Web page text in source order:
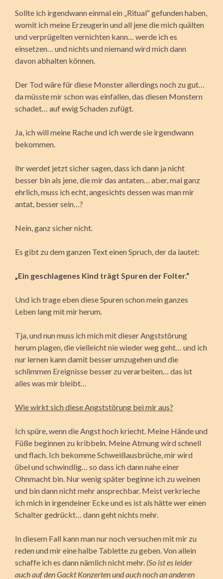
Sollte ich irgendwann einmal ein „Ritual“ gefunden haben,
womit ich meine Erzeugerin und all jene die mich quälten
und verprügelten vernichten kann… werde ich es
einsetzen… und nichts und niemand wird mich dann
davon abhalten können.
Der Tod wäre für diese Monster allerdings noch zu gut…
da müsste mir schon was einfallen, das diesen Monstern
schadet… auf ewig Schaden zufügt.
Ja, ich will meine Rache und ich werde sie irgendwann
bekommen.
Ihr werdet jetzt sicher sagen, dass ich dann ja nicht
besser bin als jene, die mir das antaten… aber, mal ganz
ehrlich, muss ich echt, angesichts dessen was man mir
antat, besser sein…?
Nein, ganz sicher nicht.
Es gibt zu dem ganzen Text einen Spruch, der da lautet:
„Ein geschlagenes Kind trägt Spuren der Folter.“
Und ich trage eben diese Spuren schon mein ganzes
Leben lang mit mir herum.
Tja, und nun muss ich mich mit dieser Angststörung
herum plagen, die vielleicht nie wieder weg geht… und ich
nur lernen kann damit besser umzugehen und die
schlimmen Ereignisse besser zu verarbeiten… das ist
alles was mir bleibt…
Wie wirkt sich diese Angststörung bei mir aus?
Ich spüre, wenn die Angst hoch kriecht. Meine Hände und
Füße beginnen zu kribbeln. Meine Atmung wird schnell
und flach. Ich bekomme Schweißausbrüche, mir wird
übel und schwindlig… so dass ich dann nahe einer
Ohnmacht bin. Nur wenig später beginne ich zu weinen
und bin dann nicht mehr ansprechbar. Meist verkrieche
ich mich in irgendeiner Ecke und es ist als hätte wer einen
Schalter gedrückt… dann geht nichts mehr.
In diesem Fall kann man nur noch versuchen mit mir zu
reden und mir eine halbe Tablette zu geben. Von allein
schaffe ich es dann nämlich nicht mehr. (So ist es leider
auch auf den Gackt Konzerten und auch noch an anderen